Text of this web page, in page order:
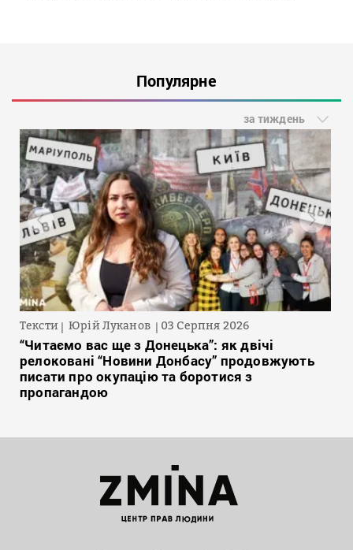
Популярне
за тиждень
Тексти Юрій Луканов 03 Серпня 2026
“Читаємо вас ще з Донецька”: як двічі
релоковані “Новини Донбасу” продовжують
писати про окупацію та боротися з
пропагандою